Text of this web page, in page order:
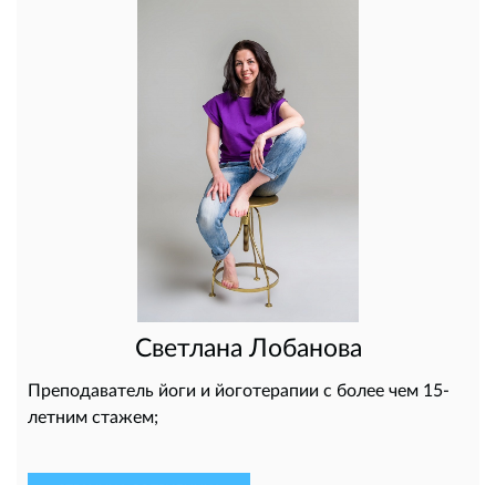
Светлана Лобанова
Преподаватель йоги и йоготерапии с более чем 15-
летним стажем;